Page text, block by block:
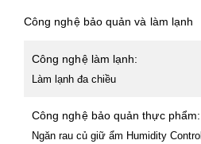
Công nghệ bảo quản và làm lạnh
Công nghệ làm lạnh:
Làm lạnh đa chiều
Công nghệ bảo quản thực phẩm:
Ngăn rau củ giữ ẩm Humidity Control